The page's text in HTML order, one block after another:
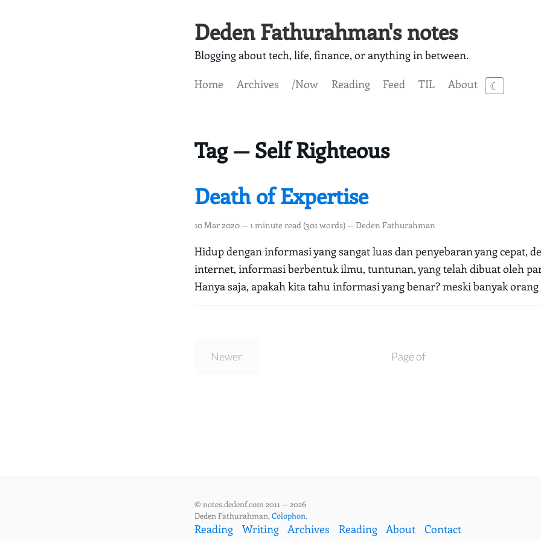
Deden Fathurahman's notes
Blogging about tech, life, finance, or anything in between.
Home
Archives /Now Reading Feed TIL About ☾
Tag — Self Righteous
Death of Expertise
10 Mar 2020— 1 minute read (301 words) — Deden Fathurahman
Hidup dengan informasi yang sangat luas dan penyebaran yang cepat,
internet, informasi berbentuk ilmu, tuntunan, yang telah dibuat oleh
Hanya saja, apakah kita tahu informasi yang benar? meski banyak orang
Newer Page of
© notes.dedenf.com 2011 — 2026
Deden Fathurahman,Colophon.
Reading Writing Archives Reading About Contact